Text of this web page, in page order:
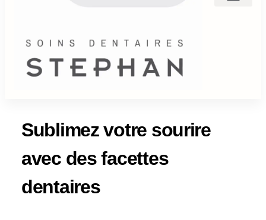
Sublimez votre sourire
avec des facettes
dentaires